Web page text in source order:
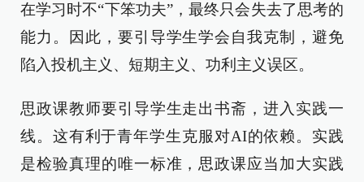
在学习时不“下笨功夫”，最终只会失去了思考的
能力。因此，要引导学生学会自我克制，避免
陷入投机主义、短期主义、功利主义误区。
思政课教师要引导学生走出书斋，进入实践一
线。这有利于青年学生克服对AI的依赖。实践
是检验真理的唯一标准，思政课应当加大实践